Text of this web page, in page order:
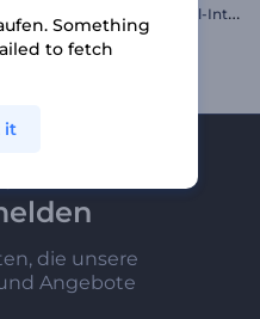
K
inematisches Auto-Reveal-Intro
die unsere
Angebote
Something
to fetch
it